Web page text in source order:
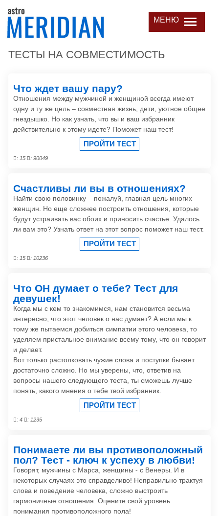
МЕНЮ
ТЕСТЫ НА СОВМЕСТИМОСТЬ
Что ждет вашу пару?
Отношения между мужчиной и женщиной всегда имеют
одну и ту же цель – совместная жизнь, дети, уютное общее
гнездышко. Но как узнать, что вы и ваш избранник
действительно к этому идете? Поможет наш тест!
ПРОЙТИ ТЕСТ
: 15 : 90049
Счастливы ли вы в отношениях?
Найти свою половинку – пожалуй, главная цель многих
женщин. Но еще сложнее построить отношения, которые
будут устраивать вас обоих и приносить счастье. Удалось
ли вам это? Узнать ответ на этот вопрос поможет наш тест.
ПРОЙТИ ТЕСТ
: 15 : 10236
Что ОН думает о тебе? Тест для
девушек!
Когда мы с кем то знакомимся, нам становится весьма
интересно, что этот человек о нас думает? А если мы к
тому же пытаемся добиться симпатии этого человека, то
уделяем пристальное внимание всему тому, что он говорит
и делает.
Вот только растолковать чужие слова и поступки бывает
достаточно сложно. Но мы уверены, что, ответив на
вопросы нашего следующего теста, ты сможешь лучше
понять, какого мнения о тебе твой избранник.
ПРОЙТИ ТЕСТ
: 4 : 1235
Понимаете ли вы противоположный
пол? Тест - ключ к успеху в любви!
Говорят, мужчины с Марса, женщины - с Венеры. И в
некоторых случаях это справделиво! Неправильно трактуя
слова и поведение человека, сложно выстроить
гармоничные отношения. Оцените свой уровень
понимания противоположного пола!